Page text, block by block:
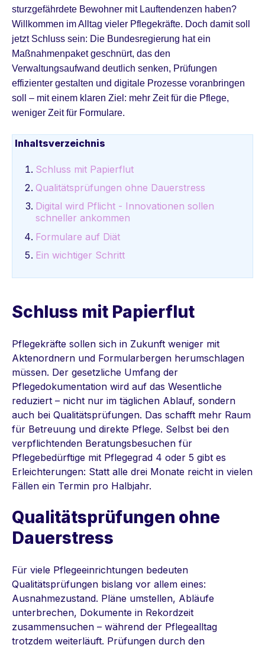
sturzgefährdete Bewohner mit Lauftendenzen haben?
Willkommen im Alltag vieler Pflegekräfte. Doch damit soll
jetzt Schluss sein: Die Bundesregierung hat ein
Maßnahmenpaket geschnürt, das den
Verwaltungsaufwand deutlich senken, Prüfungen
effizienter gestalten und digitale Prozesse voranbringen
soll – mit einem klaren Ziel: mehr Zeit für die Pflege,
weniger Zeit für Formulare.
Inhaltsverzeichnis
Schluss mit Papierflut
Qualitätsprüfungen ohne Dauerstress
Digital wird Pflicht - Innovationen sollen
schneller ankommen
Formulare auf Diät
Ein wichtiger Schritt
Schluss mit Papierflut
Pflegekräfte sollen sich in Zukunft weniger mit
Aktenordnern und Formularbergen herumschlagen
müssen. Der gesetzliche Umfang der
Pflegedokumentation wird auf das Wesentliche
reduziert – nicht nur im täglichen Ablauf, sondern
auch bei Qualitätsprüfungen. Das schafft mehr Raum
für Betreuung und direkte Pflege. Selbst bei den
verpflichtenden Beratungsbesuchen für
Pflegebedürftige mit Pflegegrad 4 oder 5 gibt es
Erleichterungen: Statt alle drei Monate reicht in vielen
Fällen ein Termin pro Halbjahr.
Qualitätsprüfungen ohne
Dauerstress
Für viele Pflegeeinrichtungen bedeuten
Qualitätsprüfungen bislang vor allem eines:
Ausnahmezustand. Pläne umstellen, Abläufe
unterbrechen, Dokumente in Rekordzeit
zusammensuchen – während der Pflegealltag
trotzdem weiterläuft. Prüfungen durch den